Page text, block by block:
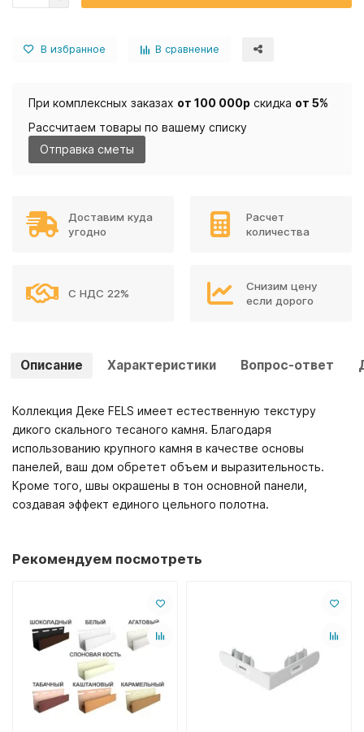
В избранное В сравнение
При комплексных заказах от 100 000р скидка от 5%
Рассчитаем товары по вашему списку
Отправка сметы
Доставим куда
угодно
Расчет
количества
С НДС 22%
Снизим цену
если дорого
Описание Характеристики Вопрос-ответ
Коллекция Деке FELS имеет естественную текстуру
дикого скального тесаного камня. Благодаря
использованию крупного камня в качестве основы
панелей, ваш дом обретет объем и выразительность.
Кроме того, швы окрашены в тон основной панели,
создавая эффект единого цельного полотна.
Рекомендуем посмотреть